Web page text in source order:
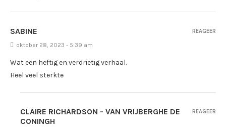
SABINE
oktober 28, 2023 - 5:39 am
Wat een heftig en verdrietig verhaal.
Heel veel sterkte
REAGEER
CLAIRE RICHARDSON - VAN VRIJBERGHE DE
CONINGH
REAGEER